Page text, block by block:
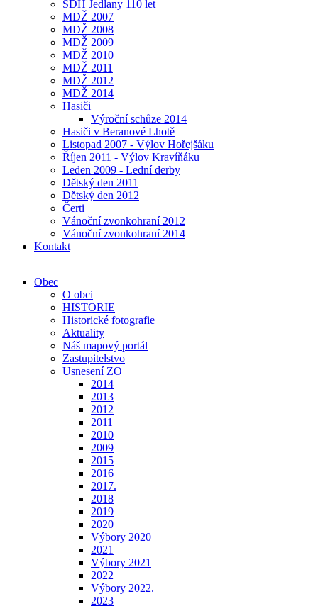
SDH Jedlany 110 let
MDŽ 2007
MDŽ 2008
MDŽ 2009
MDŽ 2010
MDŽ 2011
MDŽ 2012
MDŽ 2014
Hasiči
Výroční schůze 2014
Hasiči v Beranové Lhotě
Listopad 2007 - Výlov Hořejšáku
Říjen 2011 - Výlov Kravíňáku
Leden 2009 - Lední derby
Dětský den 2011
Dětský den 2012
Čerti
Vánoční zvonkohraní 2012
Vánoční zvonkohraní 2014
Kontakt
Obec
O obci
HISTORIE
Historické fotografie
Aktuality
Náš mapový portál
Zastupitelstvo
Usnesení ZO
2014
2013
2012
2011
2010
2009
2015
2016
2017.
2018
2019
2020
Výbory 2020
2021
Výbory 2021
2022
Výbory 2022.
2023